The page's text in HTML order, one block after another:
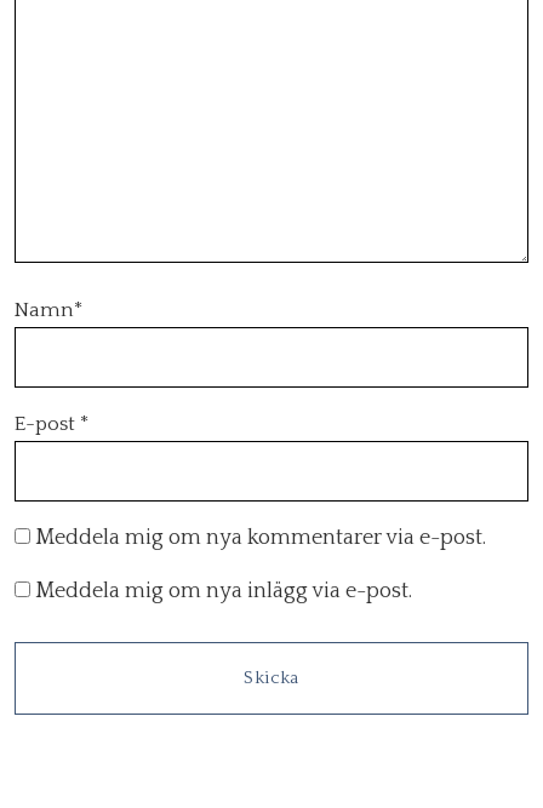
Namn*
E-post *
Meddela mig om nya kommentarer via e-post.
Meddela mig om nya inlägg via e-post.